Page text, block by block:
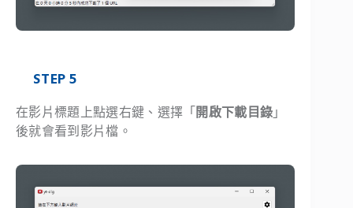
STEP 5
在影片標題上點選右鍵、選擇「 開啟下載目錄 」
後就會看到影片檔。